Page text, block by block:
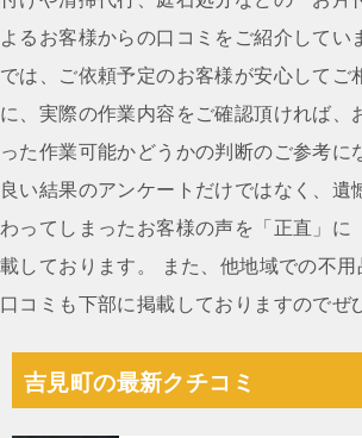
ゲ
ー
シ
ョ
ン
よるお客様からの口コミをご紹介してい
では、ご依頼予定のお客様が安心してご
に、実際の作業内容をご確認頂ければ、
った作業可能かどうかの判断のご参考に
良い結果のアンケートだけではなく、遺
わってしまったお客様の声を「正直」に
載しております。 また、他地域での不
口コミも下部に掲載しておりますのでぜ
吉見町の最新クチコミ